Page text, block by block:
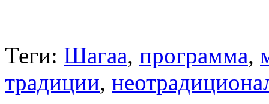
Теги: Шагаа, программа,
традиции,